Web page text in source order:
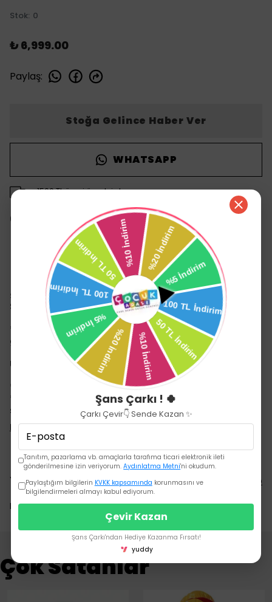
Stok: 0
₺ 6,999.00
Paylaş:
Stoğa Gelince Haber Ver
WHATSAPP
1500 TL üzeri ücretsiz kargo
14 gün içinde iade değişim
Ürün Açıklaması
Sunny Baby B63 Safari Üç Tekerli Bisiklet Yeşil
Sunny Baby Safari 3 Tekerli Çocuk Bisikleti
*Çocukların eğlenceli ve güvenli bir şekilde zaman
geçirmeleri için tasarlanmıştır.
Ürün Özellikleri:
*Oturma ünitesi çift yönlü kullanılabilir.
*Pedal fonksiyonunu devre dışı bırakan bir güvenlik
sistemi bulunmaktadır.
Devamını Göster
Yorumlar Yorum Yap
Bu ürün için henüz yorum yapılmamış.
Çok Satanlar
Şans Çarkı ! 🍀
Çarkı Çevir👇 Sende Kazan ✨
Tanıtım, pazarlama vb. amaçlarla tarafıma ticari elektronik ileti
gönderilmesine izin veriyorum.Aydınlatma Metni'ni okudum.
Paylaştığım bilgilerin KVKK kapsamında korunmasını ve
bilgilendirmeleri almayı kabul ediyorum.
Çevir Kazan
Şans Çarkı'ndan Hediye Kazanma Fırsatı!
yuddy